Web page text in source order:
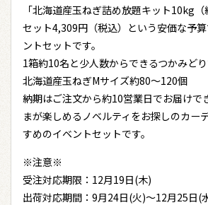
「北海道産玉ねぎ詰め放題キット10kg（
セット4,309円（税込）という安価な予
ントセットです。
1箱約10名と少人数からできるつかみどり
北海道産玉ねぎMサイズ約80～120個
納期はご注文から約10営業日でお届けで
まが楽しめるノベルティをお探しのカー
すめのイベントセットです。
※注意※
受注対応期限：12月19日(木)
出荷対応期間：9月24日(火)～12月25日(